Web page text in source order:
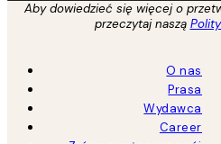
Aby dowiedzieć się więcej o
przeczytaj naszą
O nas
Prasa
Wydawca
Career